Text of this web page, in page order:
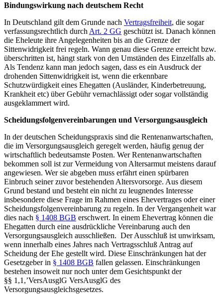
Bindungswirkung nach deutschem Recht
In Deutschland gilt dem Grunde nach Vertragsfreiheit, die sogar
verfassungsrechtlich durch Art. 2 GG geschützt ist. Danach können
die Eheleute ihre Angelegenheiten bis an die Grenze der
Sittenwidrigkeit frei regeln. Wann genau diese Grenze erreicht bzw.
überschritten ist, hängt stark von den Umständen des Einzelfalls ab.
Als Tendenz kann man jedoch sagen, dass es ein Ausdruck der
drohenden Sittenwidrigkeit ist, wenn die erkennbare
Schutzwürdigkeit eines Ehegatten (Ausländer, Kinderbetreuung,
Krankheit etc) über Gebühr vernachlässigt oder sogar vollständig
ausgeklammert wird.
Scheidungsfolgenvereinbarungen und Versorgungsausgleich
In der deutschen Scheidungspraxis sind die Rentenanwartschaften,
die im Versorgungsausgleich geregelt werden, häufig genug der
wirtschaftlich bedeutsamste Posten. Wer Rentenanwartschaften
bekommen soll ist zur Vermeidung von Altersarmut meistens darauf
angewiesen. Wer sie abgeben muss erfährt einen spürbaren
Einbruch seiner zuvor bestehenden Altersvorsorge. Aus diesem
Grund bestand und besteht ein nicht zu leugnendes Interesse
insbesondere diese Frage im Rahmen eines Ehevertrages oder einer
Scheidungsfolgenvereinbarung zu regeln. In der Vergangenheit war
dies nach § 1408 BGB erschwert. In einem Ehevertrag können die
Ehegatten durch eine ausdrückliche Vereinbarung auch den
Versorgungsausgleich ausschließen. Der Ausschluß ist unwirksam,
wenn innerhalb eines Jahres nach Vertragsschluß Antrag auf
Scheidung der Ehe gestellt wird. Diese Einschränkungen hat der
Gesetzgeber in § 1408 BGB fallen gelassen. Einschränkungen
bestehen insoweit nur noch unter dem Gesichtspunkt der
§§ 1,1,’VersAusglG VersAusglG des
Versorgungsausgleichsgesetzes.